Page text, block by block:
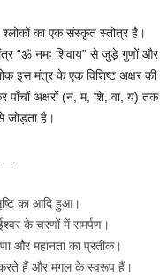
श्लोकों का एक संस्कृत स्तोत्र है।
“ॐ नमः शिवाय” से जुड़े गुणों और
इस मंत्र के एक विशिष्ट अक्षर की
अक्षरों (न, म, शि, वा, य) तक
जोड़ता है।
—
का आदि हुआ।
के चरणों में समर्पण।
और महानता का प्रतीक।
करते हैं और मंगल के स्वरूप हैं।